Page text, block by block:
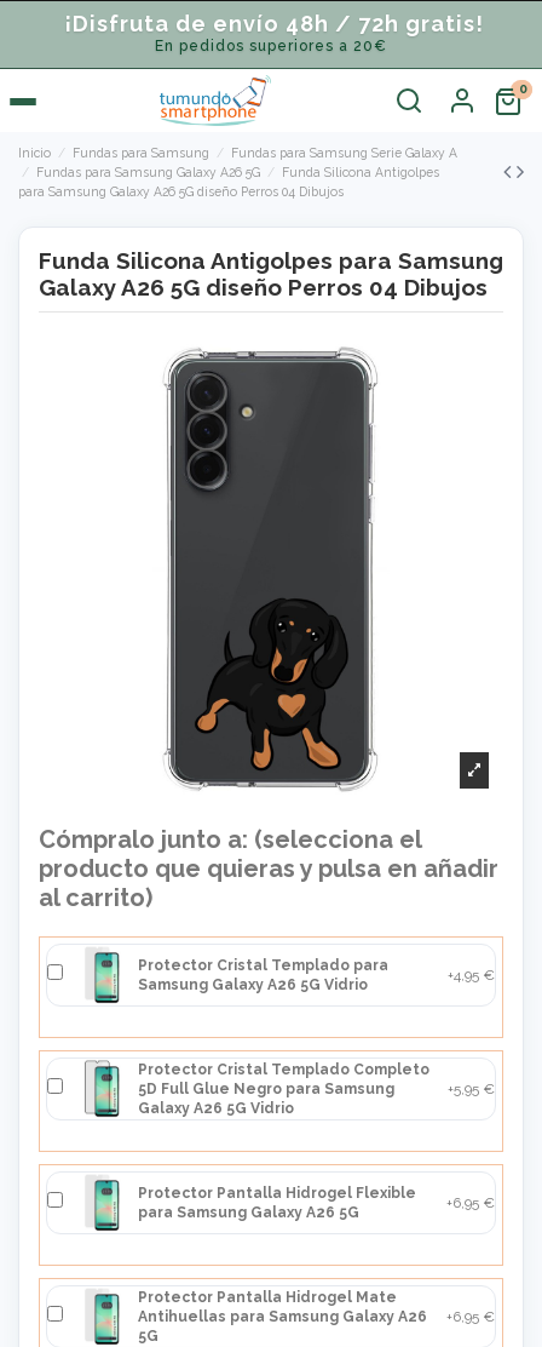
¡Disfruta de envío 48h / 72h gratis!
En pedidos superiores a 20€
Inicio Fundas para Samsung
Fundas para Samsung Serie Galaxy A
Fundas para Samsung Galaxy A26 5G
Funda Silicona Antigolpes
para Samsung Galaxy A26 5G diseño Perros 04 Dibujos
Funda Silicona Antigolpes para Samsung
Galaxy A26 5G diseño Perros 04 Dibujos
Cómpralo junto a: (selecciona el
producto que quieras y pulsa en añadir
al carrito)
Protector Cristal Templado para
Samsung Galaxy A26 5G Vidrio
+4,95 €
Protector Cristal Templado Completo
5D Full Glue Negro para Samsung
Galaxy A26 5G Vidrio
+5,95 €
Protector Pantalla Hidrogel Flexible
para Samsung Galaxy A26 5G
+6,95 €
Protector Pantalla Hidrogel Mate
Antihuellas para Samsung Galaxy A26
5G
+6,95 €